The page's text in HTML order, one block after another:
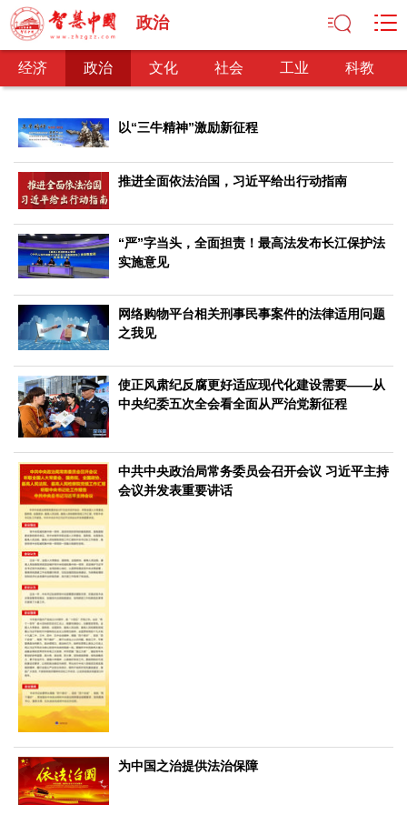
政治
经济 政治 文化 社会 工业 科教
经济
经济观察 产业纵横
经济转型
供给侧改革
政治
网文推荐
文化
中华文化 核心价值 文化产业 文化事业
艺术百家
文化观察
智海钩沉
社会治理 社会保障 城乡发展 民生建设
工业
装备制造 智能制造
科教
科技观察 创新前沿
三农
智慧农业 智慧乡村
国防
国防建设 军民融合
国际
中国与世界 国际视点
以“三牛精神”激励新征程
推进全面依法治国，习近平给出行动指南
“严”字当头，全面担责！最高法发布长江保护法
实施意见
网络购物平台相关刑事民事案件的法律适用问题
之我见
使正风肃纪反腐更好适应现代化建设需要——从
中央纪委五次全会看全面从严治党新征程
中共中央政治局常务委员会召开会议 习近平主持
会议并发表重要讲话
为中国之治提供法治保障